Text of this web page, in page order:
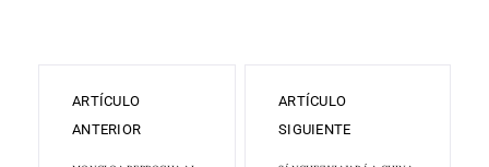
ARTÍCULO
ANTERIOR
ARTÍCULO
SIGUIENTE